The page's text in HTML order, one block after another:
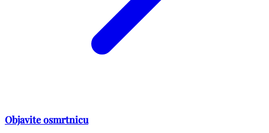
Objavite osmrtnicu